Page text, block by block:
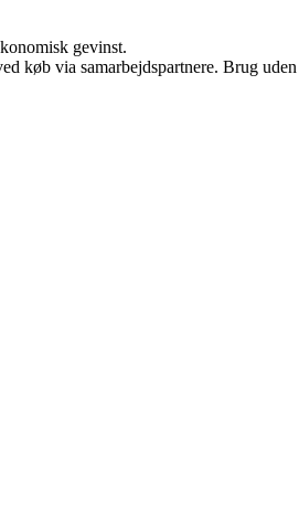
gevinst.
køb via samarbejdspartnere. Brug